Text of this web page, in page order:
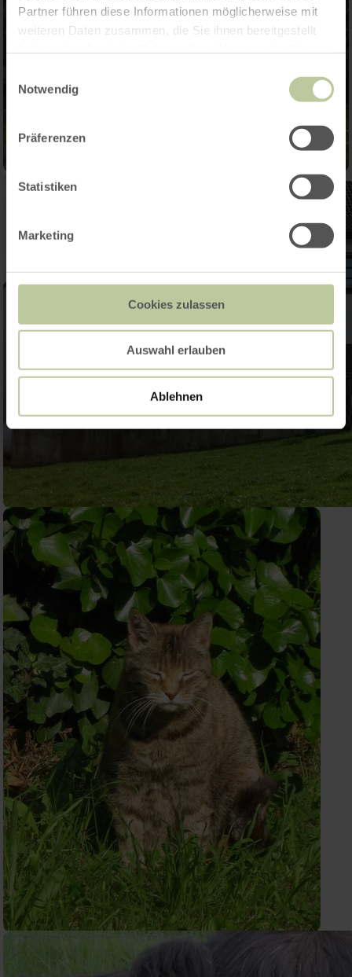
Partner führen diese Informationen möglicherweise mit
weiteren Daten zusammen, die Sie ihnen bereitgestellt
Notwendig
Präferenzen
Statistiken
Marketing
Cookies zulassen
Auswahl erlauben
Ablehnen